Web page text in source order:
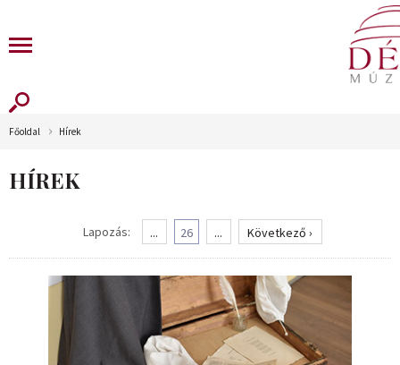
Főoldal Hírek
HÍREK
Lapozás: ... 26 ... Következő ›